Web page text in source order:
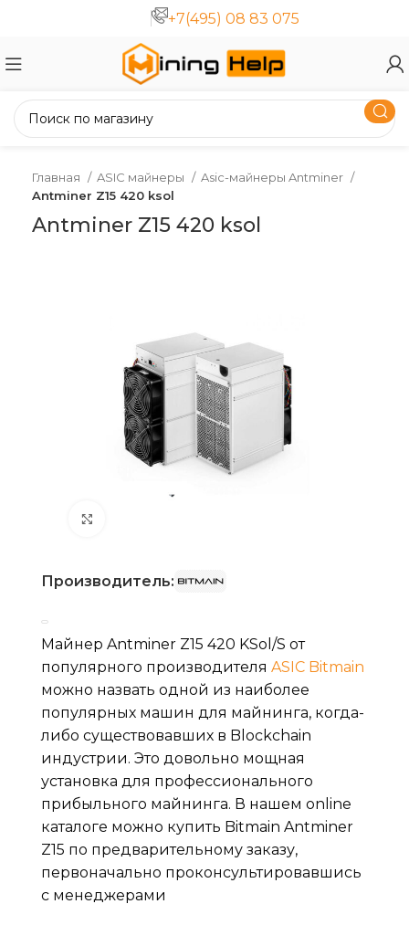
+7(495) 08 83 075
Главная ASIC майнеры
Asic-майнеры Antminer
Antminer Z15 420 ksol
Antminer Z15 420 ksol
Производитель:
Майнер Antminer Z15 420 KSol/S от
популярного производителя ASIC Bitmain
можно назвать одной из наиболее
популярных машин для майнинга, когда-
либо существовавших в Blockchain
индустрии. Это довольно мощная
установка для профессионального
прибыльного майнинга. В нашем online
каталоге можно купить Bitmain Antminer
Z15 по предварительному заказу,
первоначально проконсультировавшись
с менеджерами